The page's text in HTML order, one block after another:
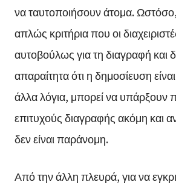
να ταυτοποιήσουν άτομα. Ωστόσο,
απλώς κριτήρια που οι
αυτοβούλως για τη διαγραφή και
απαραίτητα ότι η δημοσίευση
άλλα λόγια, μπορεί να υπάρξουν
επιτυχούς διαγραφής ακόμη και
δεν είναι παράνομη.
Από την άλλη πλευρά, για να